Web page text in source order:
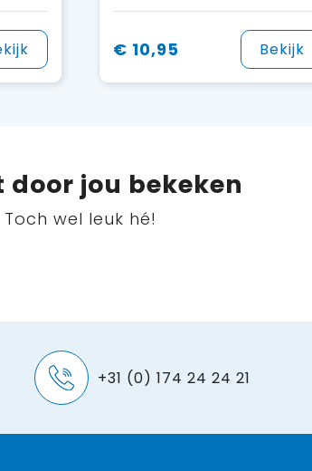
€ 10,95 Bekijk
door jou bekeken
Toch wel leuk hé!
+31 (0) 174 24 24 21